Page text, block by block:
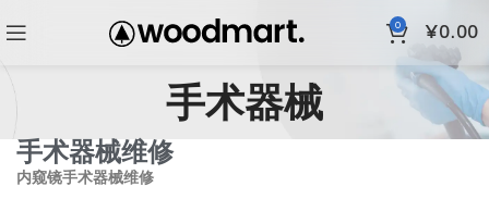
0 ¥0.00
手术器械
手术器械维修
内窥镜手术器械维修